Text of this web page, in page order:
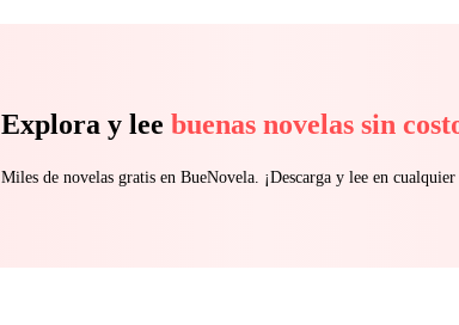
Explora y lee buenas novelas sin
Miles de novelas gratis en BueNovela. ¡Descarga y lee en